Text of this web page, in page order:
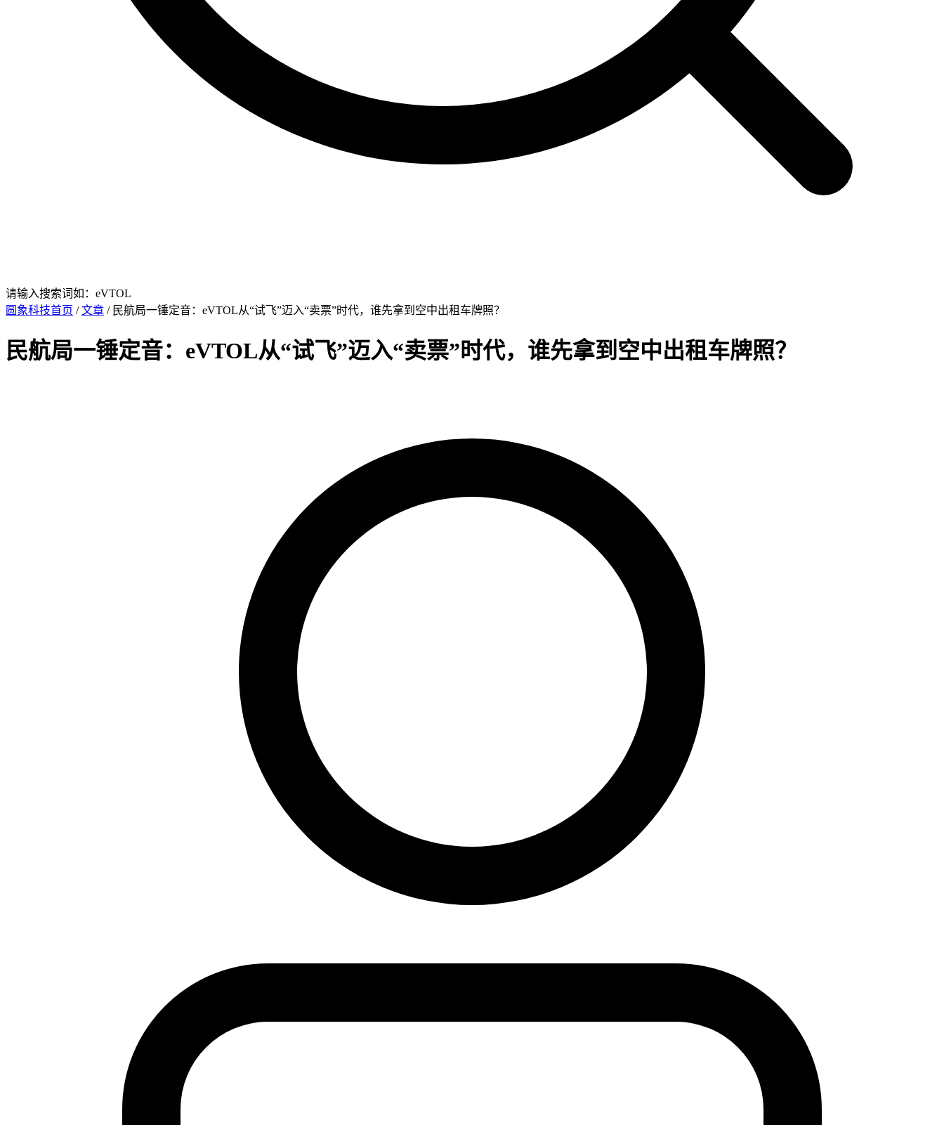
请输入搜索词如：eVTOL
圆象科技首页 /文章 / 民航局一锤定音：eVTOL从“试飞”迈入“卖票”时代，谁先拿到空中出租车牌照？
民航局一锤定音：eVTOL从“试飞”迈入“卖票”时代，谁先拿到空中出租车牌照？